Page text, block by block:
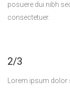
posuere dui nibh
consectetuer.
2/3
Lorem ipsum